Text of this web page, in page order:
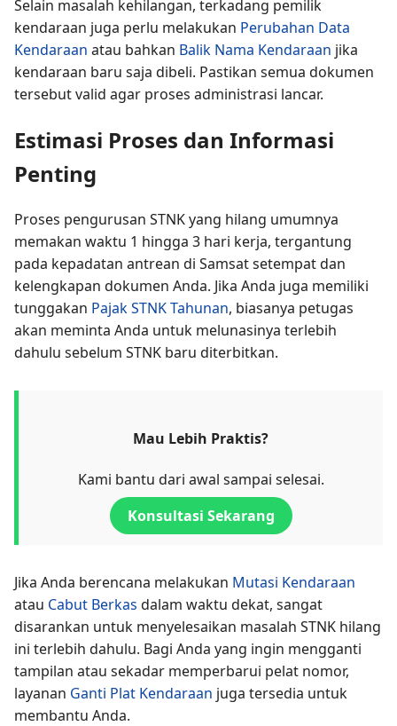
Selain masalah kehilangan, terkadang pemilik
kendaraan juga perlu melakukan Perubahan Data
Kendaraan atau bahkan Balik Nama Kendaraan jika
kendaraan baru saja dibeli. Pastikan semua dokumen
tersebut valid agar proses administrasi lancar.
Estimasi Proses dan Informasi
Penting
Proses pengurusan STNK yang hilang umumnya
memakan waktu 1 hingga 3 hari kerja, tergantung
pada kepadatan antrean di Samsat setempat dan
kelengkapan dokumen Anda. Jika Anda juga memiliki
tunggakan Pajak STNK Tahunan, biasanya petugas
akan meminta Anda untuk melunasinya terlebih
dahulu sebelum STNK baru diterbitkan.
Mau Lebih Praktis?
Kami bantu dari awal sampai selesai.
Konsultasi Sekarang
Jika Anda berencana melakukan Mutasi Kendaraan
atau Cabut Berkas dalam waktu dekat, sangat
disarankan untuk menyelesaikan masalah STNK hilang
ini terlebih dahulu. Bagi Anda yang ingin mengganti
tampilan atau sekadar memperbarui pelat nomor,
layanan Ganti Plat Kendaraan juga tersedia untuk
membantu Anda.